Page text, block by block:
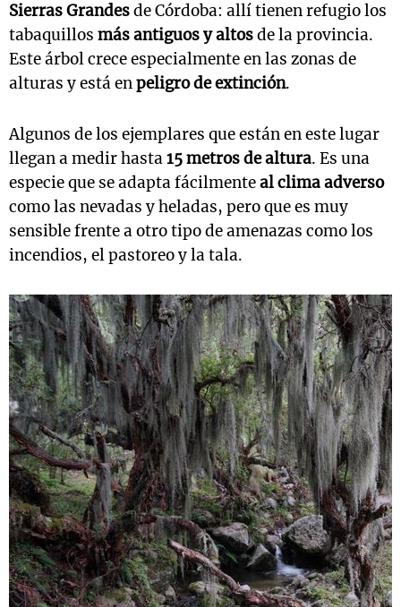
Sierras Grandesde Córdoba: allí tienen refugio los
tabaquillos más antiguos y altosde la provincia.
Este árbol crece especialmente en las zonas de
alturas y está enpeligro de extinción.
Algunos de los ejemplares que están en este lugar
llegan a medir hasta15 metros de altura. Es una
especie que se adapta fácilmenteal clima adverso
como las nevadas y heladas, pero que es muy
sensible frente a otro tipo de amenazas como los
incendios, el pastoreo y la tala.